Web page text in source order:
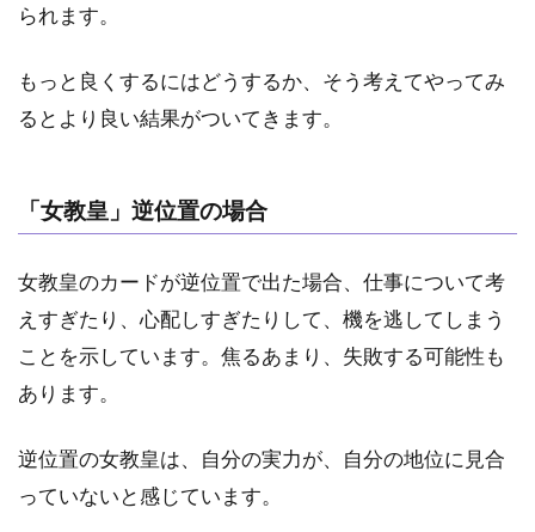
られます。
もっと良くするにはどうするか、そう考えてやってみ
るとより良い結果がついてきます。
「女教皇」逆位置の場合
女教皇のカードが逆位置で出た場合、仕事について考
えすぎたり、心配しすぎたりして、機を逃してしまう
ことを示しています。焦るあまり、失敗する可能性も
あります。
逆位置の女教皇は、自分の実力が、自分の地位に見合
っていないと感じています。